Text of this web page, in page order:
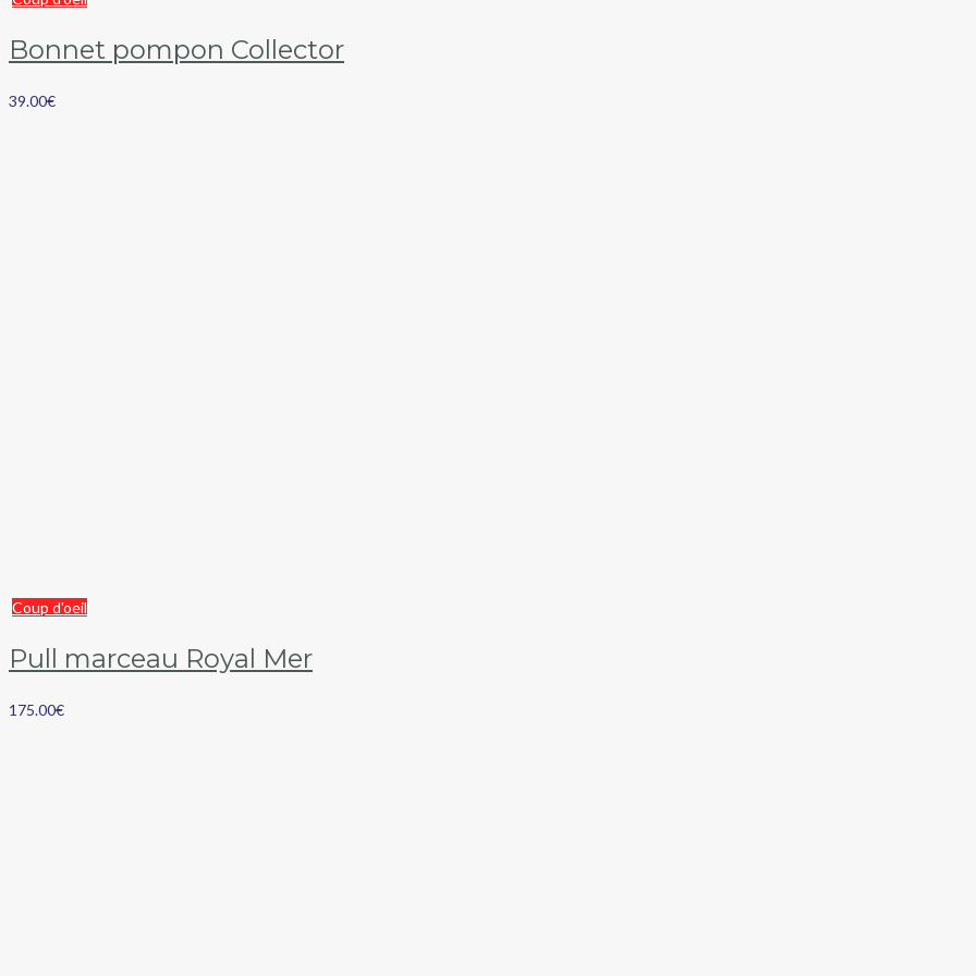
Bonnet pompon Collector
39.00€
Coup d'oeil
Pull marceau Royal Mer
175.00€